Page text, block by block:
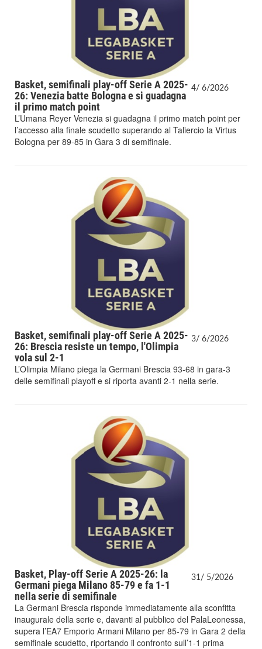
4/ 6/2026
Basket, semifinali play-off Serie A 2025-
26: Venezia batte Bologna e si guadagna
il primo match point
L’Umana Reyer Venezia si guadagna il primo match point per
l’accesso alla finale scudetto superando al Taliercio la Virtus
Bologna per 89-85 in Gara 3 di semifinale.
3/ 6/2026
Basket, semifinali play-off Serie A 2025-
26: Brescia resiste un tempo, l'Olimpia
vola sul 2-1
L’Olimpia Milano piega la Germani Brescia 93-68 in gara-3
delle semifinali playoff e si riporta avanti 2-1 nella serie.
31/ 5/2026
Basket, Play-off Serie A 2025-26: la
Germani piega Milano 85-79 e fa 1-1
nella serie di semifinale
La Germani Brescia risponde immediatamente alla sconfitta
inaugurale della serie e, davanti al pubblico del PalaLeonessa,
supera l’EA7 Emporio Armani Milano per 85-79 in Gara 2 della
semifinale scudetto, riportando il confronto sull’1-1 prima